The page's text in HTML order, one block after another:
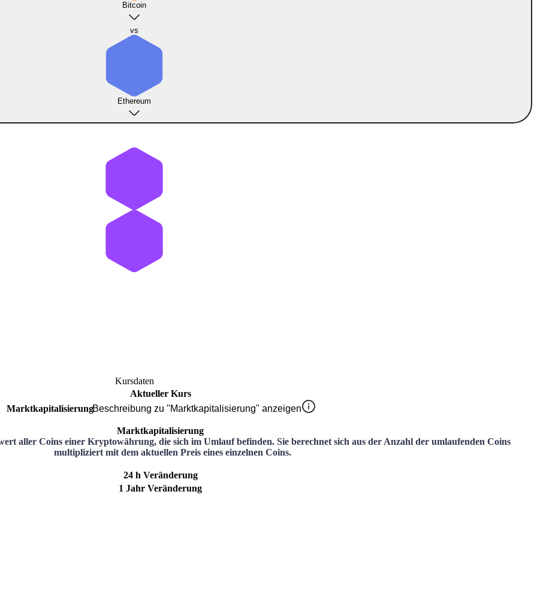
Bitcoin
vs
Ethereum
Kursdaten
Aktueller Kurs
MarktkapitalisierungBeschreibung zu "Marktkapitalisierung" anzeigen
Marktkapitalisierung
aller Coins einer Kryptowährung, die sich im Umlauf befinden. Sie berechnet sich aus der Anzahl der umlaufenden Coins
multipliziert mit dem aktuellen Preis eines einzelnen Coins.
24 h Veränderung
1 Jahr Veränderung